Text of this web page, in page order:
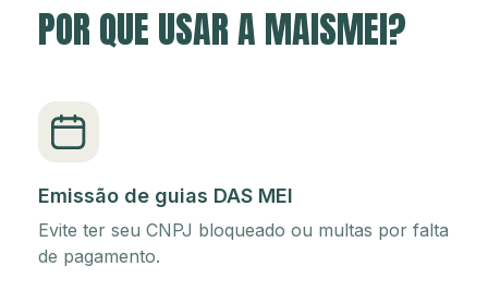
POR QUE USAR A MAISMEI?
Emissão de guias DAS MEI
Evite ter seu CNPJ bloqueado ou multas por falta
de pagamento.